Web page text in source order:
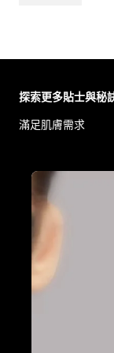
探索更多貼士與秘
滿足肌膚需求